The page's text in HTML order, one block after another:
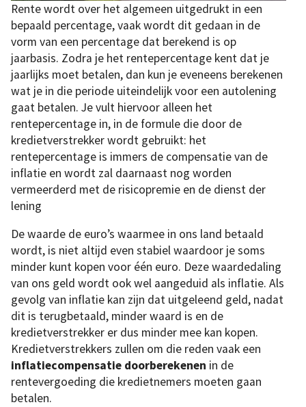
Rente wordt over het algemeen uitgedrukt in een
bepaald percentage, vaak wordt dit gedaan in de
vorm van een percentage dat berekend is op
jaarbasis. Zodra je het rentepercentage kent dat je
jaarlijks moet betalen, dan kun je eveneens berekenen
wat je in die periode uiteindelijk voor een autolening
gaat betalen. Je vult hiervoor alleen het
rentepercentage in, in de formule die door de
kredietverstrekker wordt gebruikt: het
rentepercentage is immers de compensatie van de
inflatie en wordt zal daarnaast nog worden
vermeerderd met de risicopremie en de dienst der
lening
De waarde de euro’s waarmee in ons land betaald
wordt, is niet altijd even stabiel waardoor je soms
minder kunt kopen voor één euro. Deze waardedaling
van ons geld wordt ook wel aangeduid als inflatie. Als
gevolg van inflatie kan zijn dat uitgeleend geld, nadat
dit is terugbetaald, minder waard is en de
kredietverstrekker er dus minder mee kan kopen.
Kredietverstrekkers zullen om die reden vaak een
inflatiecompensatie doorberekenen in de
rentevergoeding die kredietnemers moeten gaan
betalen.